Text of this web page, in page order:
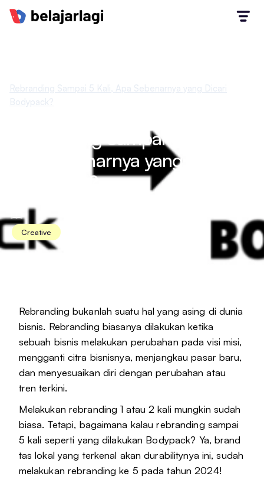
Rebranding Sampai 5 Kali,
Apa Sebenarnya yang Dicari
Bodypack?
Creative
Rebranding bukanlah suatu hal yang asing di dunia
bisnis. Rebranding biasanya dilakukan ketika
sebuah bisnis melakukan perubahan pada visi misi,
mengganti citra bisnisnya, menjangkau pasar baru,
dan menyesuaikan diri dengan perubahan atau
tren terkini.
Melakukan rebranding 1 atau 2 kali mungkin sudah
biasa. Tetapi, bagaimana kalau rebranding sampai
5 kali seperti yang dilakukan Bodypack? Ya, brand
tas lokal yang terkenal akan durabilitynya ini, sudah
melakukan rebranding ke 5 pada tahun 2024!